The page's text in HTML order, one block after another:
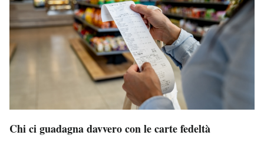
Chi ci guadagna davvero con le carte fedeltà